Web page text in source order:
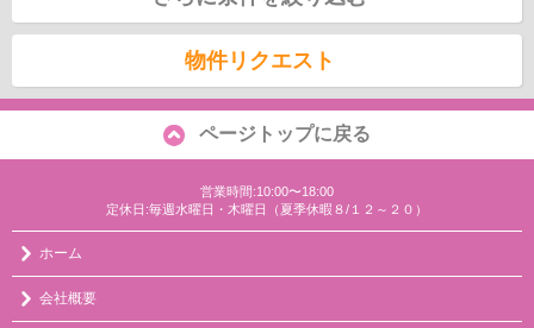
物件リクエスト
ページトップに戻る
営業時間:10:00〜18:00
定休日:毎週水曜日・木曜日（夏季休暇８/１２～２０）
ホーム
会社概要